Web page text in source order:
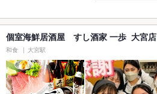
個室海鮮居酒屋 すし酒家 一歩 大宮店
和食 大宮駅